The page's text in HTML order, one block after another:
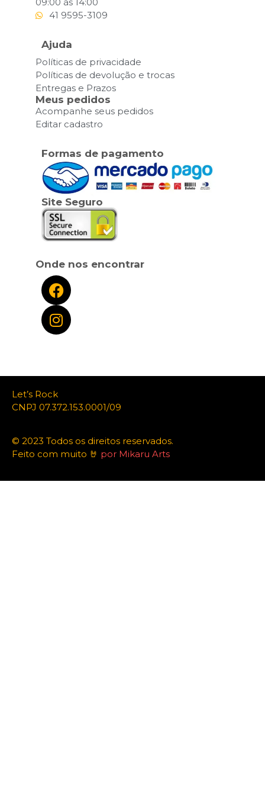
41 9595-3109
Ajuda
Políticas de privacidade
Políticas de devolução e trocas
Entregas e Prazos
Meus pedidos
Acompanhe seus pedidos
Editar cadastro
Formas de pagamento
Site Seguro
Onde nos encontrar
Let’s Rock
CNPJ 07.372.153.0001/09
© 2023 Todos os direitos reservados.
Feito com muito 🤘 por Mikaru Arts